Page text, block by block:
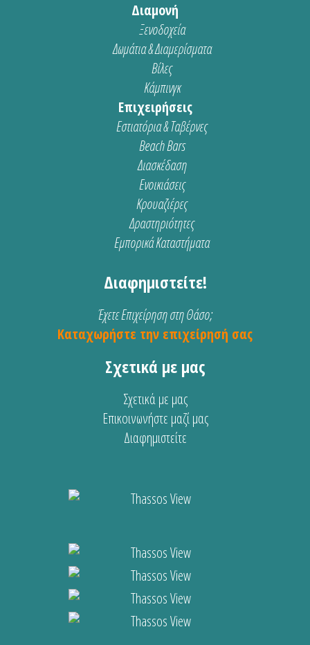
Διαμονή
Ξενοδοχεία
Δωμάτια & Διαμερίσματα
Βίλες
Κάμπινγκ
Επιχειρήσεις
Εστιατόρια & Ταβέρνες
Beach Bars
Διασκέδαση
Ενοικιάσεις
Κρουαζιέρες
Δραστηριότητες
Εμπορικά Καταστήματα
Διαφημιστείτε!
Έχετε Επιχείρηση στη Θάσο;
Καταχωρήστε την επιχείρησή σας
Σχετικά με μας
Σχετικά με μας
Επικοινωνήστε μαζί μας
Διαφημιστείτε